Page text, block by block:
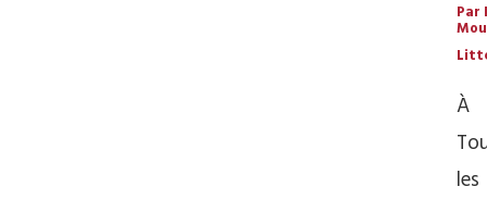
Par
À
les